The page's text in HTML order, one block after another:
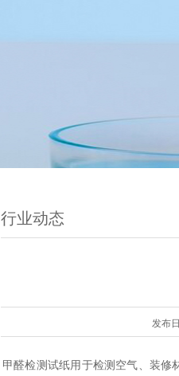
行业动态
发布
甲醛检测试纸用于检测空气、装修